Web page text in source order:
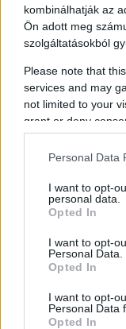
kombinálhatják az
Ön adott meg
szolgáltatásokból
Please note that
services and may
not limited to your
grant or deny
use your data for
consent section.
Personal Data
I want to opt-
personal data.
Opted In
I want to opt-
Personal Data.
Opted In
I want to opt-
Personal Data
Opted In
Játékos formában,
érkezőket miómával,
és PCOS-sel
nyereményeket
Megosztás:
Programok